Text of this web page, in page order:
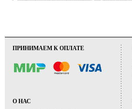
ПРИНИМАЕМ К ОПЛАТЕ
О НАС